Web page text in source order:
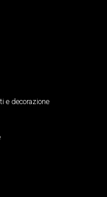
e decorazione